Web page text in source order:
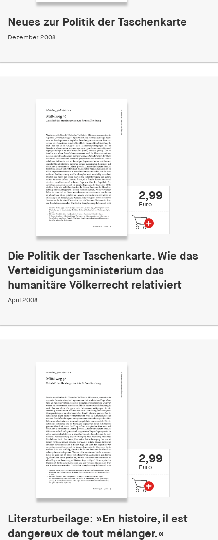
Neues zur Politik der Taschenkarte
Dezember 2008
2,99
Euro
Die Politik der Taschenkarte. Wie das
Verteidigungsministerium das
humanitäre Völkerrecht relativiert
April 2008
2,99
Euro
Literaturbeilage: »En histoire, il est
dangereux de tout mélanger.«